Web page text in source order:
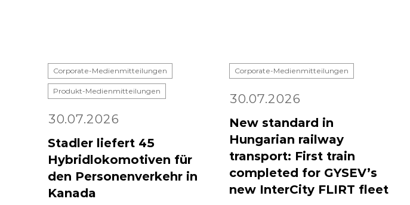
Corporate-Medienmitteilungen
Produkt-Medienmitteilungen
30.07.2026
Stadler liefert 45
Hybridlokomotiven für
den Personenverkehr in
Kanada
Corporate-Medienmitteilungen
30.07.2026
New standard in
Hungarian railway
transport: First train
completed for GYSEV’s
new InterCity FLIRT fleet